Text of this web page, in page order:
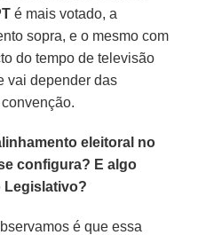
é mais votado, a
sopra, e o mesmo com
do tempo de televisão
vai depender das
eleitoral no
configura? E algo
Legislativo?
é que essa